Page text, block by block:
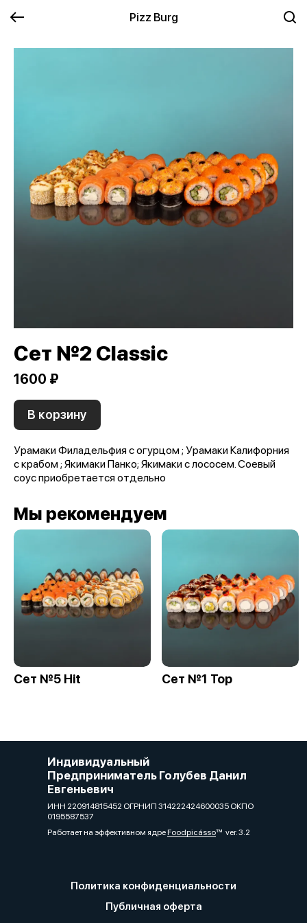
Pizz Burg
Сет №2 Classic
1600 ₽
В корзину
Урамаки Филадельфия с огурцом ; Урамаки Калифорния
с крабом ; Якимаки Панко; Якимаки с лососем. Соевый
соус приобретается отдельно
Мы рекомендуем
Сет №5 Hit Сет №1 Top
Индивидуальный
Предприниматель Голубев Данил
Евгеньевич
ИНН 220914815452 ОГРНИП 314222424600035 ОКПО
0195587537
Работает на эффективном ядреFoodpicássover. 3.2
Политика конфиденциальности
Публичная оферта